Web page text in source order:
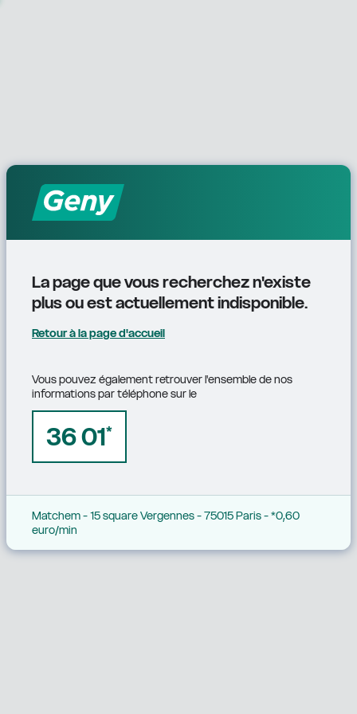
La page que vous recherchez n'existe
plus ou est actuellement indisponible.
Retour à la page d'accueil
Vous pouvez également retrouver l'ensemble de nos
informations par téléphone sur le
36 01*
Matchem - 15 square Vergennes - 75015 Paris - *0,60
euro/min